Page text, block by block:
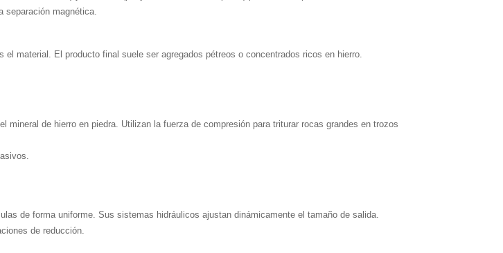
separación magnética.
material. El producto final suele ser agregados pétreos o concentrados ricos en hierro.
mineral de hierro en piedra. Utilizan la fuerza de compresión para triturar rocas grandes en trozos
de forma uniforme. Sus sistemas hidráulicos ajustan dinámicamente el tamaño de salida.
de reducción.